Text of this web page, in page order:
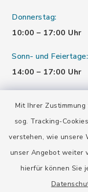
Mit Ihrer
sog. Tracking-
verstehen, wie unsere
unser Angebot weiter
hierfür können Sie
Donnerstag:
10:00 – 17:00 Uhr
Sonn- und Feiertage:
14:00 – 17:00 Uhr
geschlossen
Quicklinks
Stadtarchiv